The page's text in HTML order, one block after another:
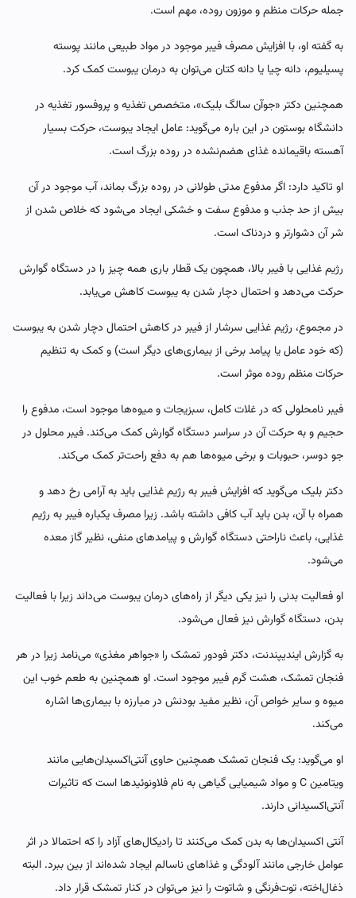
جمله حرکات منظم و موزون روده، مهم است.
به گفته او، با افزایش مصرف فیبر موجود در مواد طبیعی مانند پوسته
پسیلیوم، دانه چیا یا دانه کتان می‌توان به درمان یبوست کمک کرد.
همچنین دکتر «جوآن سالگ بلیک»، متخصص تغذیه و پروفسور تغذیه در
دانشگاه بوستون در این باره می‌گوید: عامل ایجاد یبوست، حرکت بسیار
آهسته باقیمانده غذای هضم‌نشده در روده بزرگ است.
او تاکید دارد: اگر مدفوع مدتی طولانی در روده بزرگ بماند، آب موجود در آن
بیش از حد جذب و مدفوع سفت و خشکی ایجاد می‌شود که خلاص شدن از
شر آن دشوارتر و دردناک است.
رژیم غذایی با فیبر بالا، همچون یک قطار باری همه چیز را در دستگاه گوارش
حرکت می‌دهد و احتمال دچار شدن به یبوست کاهش می‌یابد.
در مجموع، رژیم غذایی سرشار از فیبر در کاهش احتمال دچار شدن به یبوست
(که خود عامل یا پیامد برخی از بیماری‌های دیگر است) و کمک به تنظیم
حرکات منظم روده موثر است.
فیبر نامحلولی که در غلات کامل، سبزیجات و میوه‌ها موجود است، مدفوع را
حجیم و به حرکت آن در سراسر دستگاه گوارش کمک می‌کند. فیبر محلول در
جو دوسر، حبوبات و برخی میوه‌ها هم به دفع راحت‌تر کمک می‌کند.
دکتر بلیک می‌گوید که افزایش فیبر به رژیم غذایی باید به آرامی رخ دهد و
همراه با آن، بدن باید آب کافی داشته باشد. زیرا مصرف یکباره فیبر به رژیم
غذایی، باعث ناراحتی دستگاه گوارش و پیامدهای منفی، نظیر گاز معده
می‌شود.
او فعالیت بدنی را نیز یکی دیگر از راه‌های درمان یبوست می‌داند زیرا با فعالیت
بدن، دستگاه گوارش نیز فعال می‌شود.
به گزارش ایندیپندنت، دکتر فودور تمشک را «جواهر مغذی» می‌نامد زیرا در هر
فنجان تمشک، هشت گرم فیبر موجود است. او همچنین به طعم خوب این
میوه و سایر خواص آن، نظیر مفید بودنش در مبارزه با بیماری‌ها اشاره
می‌کند.
او می‌گوید: یک فنجان تمشک همچنین حاوی آنتی‌اکسیدان‌هایی مانند
ویتامین C و مواد شیمیایی گیاهی به نام فلاونوئیدها است که تاثیرات
آنتی‌اکسیدانی دارند.
آنتی اکسیدان‌ها به بدن کمک می‌کنند تا رادیکال‌های آزاد را که احتمالا در اثر
عوامل خارجی مانند آلودگی و غذاهای ناسالم ایجاد شده‌اند از بین ببرد. البته
ذغال‌اخته، توت‌فرنگی و شاتوت را نیز می‌توان در کنار تمشک قرار داد.